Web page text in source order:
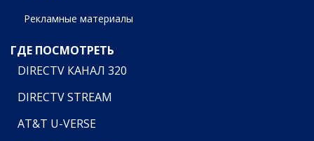
Рекламные материалы
ГДЕ ПОСМОТРЕТЬ
DIRECTV КАНАЛ 320
DIRECTV STREAM
AT&T U-VERSE